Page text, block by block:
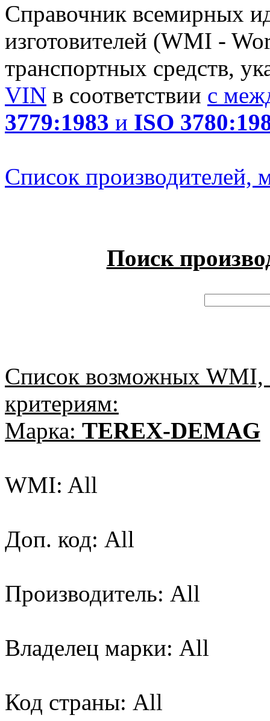
Справочник всемирных
изготовителей (WMI -
транспортных средств,
VIN в соответствии с
3779:1983 и ISO
Список производителей,
Поиск
Список возможных
критериям:
Марка: TEREX-DEMAG
WMI: All
Доп. код: All
Производитель: All
Владелец марки: All
Код страны: All